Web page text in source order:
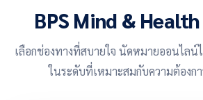
BPS Mind &
เลือกช่องทางที่สบายใจ นัดหมายออนไลน์
ในระดับที่เหมาะสมกับความต้องก